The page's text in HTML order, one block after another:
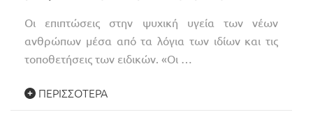
Οι επιπτώσεις στην ψυχική υγεία των νέων
ανθρώπων μέσα από τα λόγια των ιδίων και τις
τοποθετήσεις των ειδικών. «Οι …
ΠΕΡΙΣΣΌΤΕΡΑ